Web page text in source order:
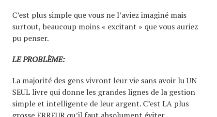
C’est plus simple que vous ne l’aviez imaginé mais
surtout, beaucoup moins « excitant » que vous auriez
pu penser.
LE PROBLÈME:
La majorité des gens vivront leur vie sans avoir lu UN
SEUL livre qui donne les grandes lignes de la gestion
simple et intelligente de leur argent. C’est LA plus